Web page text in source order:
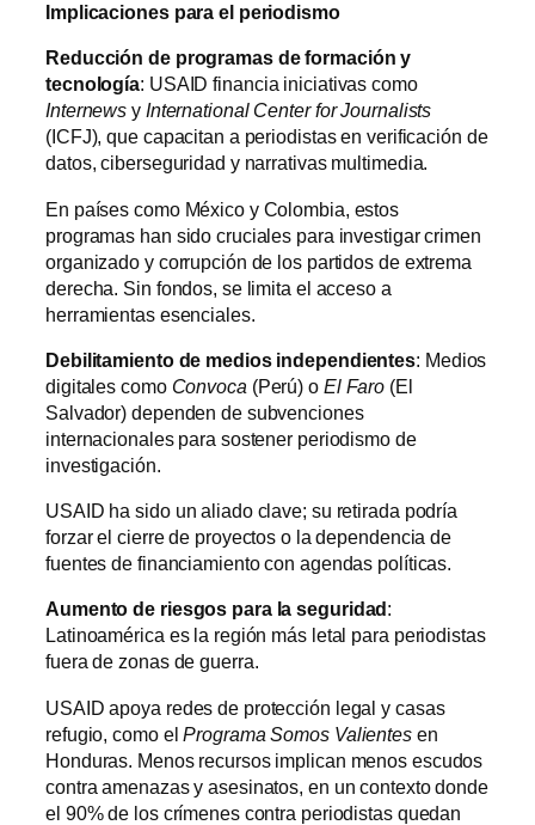
Implicaciones para el periodismo
Reducción de programas de formación y
tecnología: USAID financia iniciativas como
Internews y International Center for Journalists
(ICFJ), que capacitan a periodistas en verificación de
datos, ciberseguridad y narrativas multimedia.
En países como México y Colombia, estos
programas han sido cruciales para investigar crimen
organizado y corrupción de los partidos de extrema
derecha. Sin fondos, se limita el acceso a
herramientas esenciales.
Debilitamiento de medios independientes: Medios
digitales como Convoca (Perú) o El Faro (El
Salvador) dependen de subvenciones
internacionales para sostener periodismo de
investigación.
USAID ha sido un aliado clave; su retirada podría
forzar el cierre de proyectos o la dependencia de
fuentes de financiamiento con agendas políticas.
Aumento de riesgos para la seguridad :
Latinoamérica es la región más letal para periodistas
fuera de zonas de guerra.
USAID apoya redes de protección legal y casas
refugio, como elPrograma Somos Valientesen
Honduras. Menos recursos implican menos escudos
contra amenazas y asesinatos, en un contexto donde
el 90% de los crímenes contra periodistas quedan